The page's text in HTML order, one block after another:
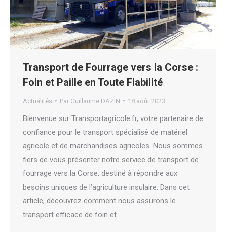
Transport de Fourrage vers la Corse :
Foin et Paille en Toute Fiabilité
Actualités Par Guillaume DAZIN 18 août 2023
Bienvenue sur Transportagricole.fr, votre partenaire de
confiance pour le transport spécialisé de matériel
agricole et de marchandises agricoles. Nous sommes
fiers de vous présenter notre service de transport de
fourrage vers la Corse, destiné à répondre aux
besoins uniques de l’agriculture insulaire. Dans cet
article, découvrez comment nous assurons le
transport efficace de foin et…